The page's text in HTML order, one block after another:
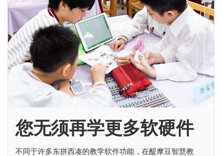
您无须再学更多软硬件
不同于许多东拼西凑的教学软件功能，在醍摩豆智慧教